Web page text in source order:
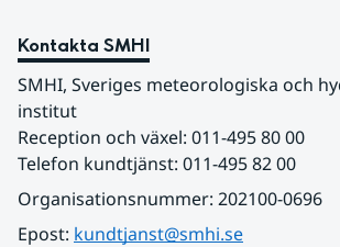
Kontakta SMHI
SMHI, Sveriges meteorologiska och
institut
Reception och växel: 011-495 80 00
Telefon kundtjänst: 011-495 82 00
Organisationsnummer: 202100-0696
Epost: kundtjanst@smhi.se